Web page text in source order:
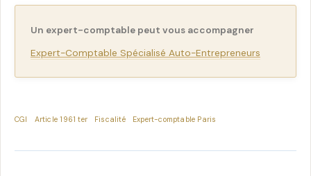
Un expert-comptable peut vous accompagner
Expert-Comptable Spécialisé Auto-Entrepreneurs
CGI Article 1961 ter Fiscalité Expert-comptable Paris